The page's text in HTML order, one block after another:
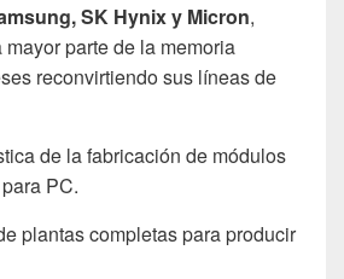
SK Hynix y Micron,
parte de la memoria
reconvirtiendo sus líneas de
de la fabricación de módulos
PC.
plantas completas para producir